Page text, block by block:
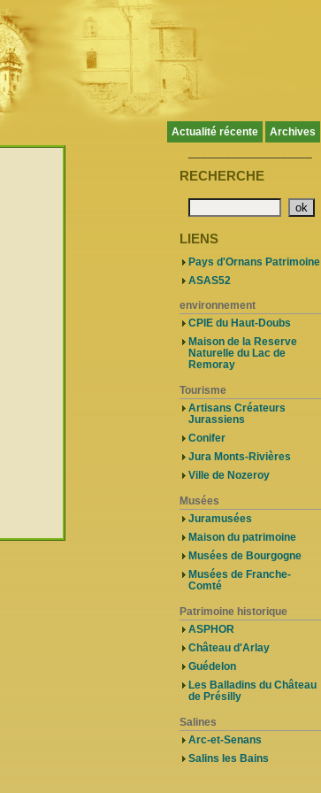
Actualité récente Archives
RECHERCHE
LIENS
Pays d'Ornans Patrimoine
ASAS52
environnement
CPIE du Haut-Doubs
Maison de la Reserve
Naturelle du Lac de
Remoray
Tourisme
Artisans Créateurs
Jurassiens
Conifer
Jura Monts-Rivières
Ville de Nozeroy
Musées
Juramusées
Maison du patrimoine
Musées de Bourgogne
Musées de Franche-
Comté
Patrimoine historique
ASPHOR
Château d'Arlay
Guédelon
Les Balladins du Château
de Présilly
Salines
Arc-et-Senans
Salins les Bains